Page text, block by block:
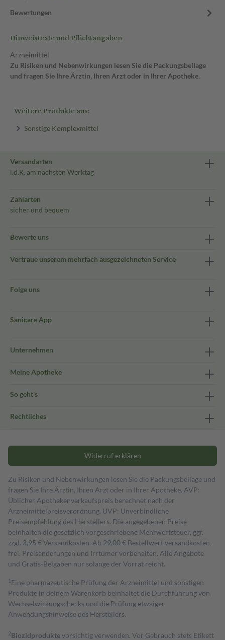
Bewertungen
Hinweistexte und Pflichtangaben
Arzneimittel
Zu Risiken und Nebenwirkungen lesen Sie die Packungsbeilage
und fragen Sie Ihre Ärztin, Ihren Arzt oder in Ihrer Apotheke.
Weitere Produkte aus:
Sonstige Komplexmittel
Versandarten
i.d.R. am nächsten Werktag
Zahlarten
sicher und bequem
Bewerte uns
Vertraue unserem mehrfach ausgezeichneten Service
Folge uns
Sanicare App
Unternehmen
Meine Apotheke
So geht's
Rechtliches
Widerruf erklären
Zu Risiken und Nebenwirkungen lesen Sie die Packungsbeilage und
fragen Sie Ihre Ärztin, Ihren Arzt oder in Ihrer Apotheke. AVP:
Üblicher Apothekenverkaufspreis berechnet nach der
Arzneimittelpreisverordnung. UVP: Unverbindliche
Preisempfehlung des Herstellers. Die angegebenen Preise
beinhalten die gesetzlich vorgeschriebene Mehrwertsteuer, ggf.
zzgl. 3,95 € Versandkosten. Ab 29,00 € Bestell­wert versand­kosten­
frei. Preisänderungen und Irrtümer vorbehalten. Alle Angebote
und Gratis-Beigaben nur solange der Vorrat reicht.
1 Eine pharmazeutische Prüfung der Arzneimittel und sonstigen
Produkte in deinem Warenkorb beinhaltet die Durchführung von
Wechselwirkungschecks und die Prüfung etwaiger
Anwendungshinweise des Herstellers.
2Biozidproduktevorsichtig verwenden. Vor Gebrauch stets Etikett